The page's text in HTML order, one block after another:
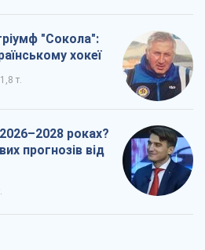
"Сокола":
хокеї
1,8 т.
роках?
прогнозів від